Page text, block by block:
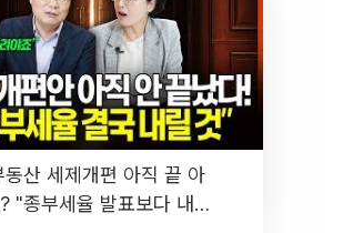
동산 세제개편 아직 끝 아
"종부세율 발표보다 내릴